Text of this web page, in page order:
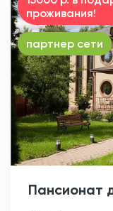
проживания!
партнер сети
Пансионат